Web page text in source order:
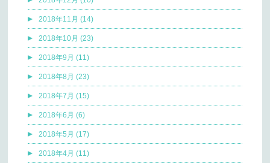
2018年11月 (14)
2018年10月 (23)
2018年9月 (11)
2018年8月 (23)
2018年7月 (15)
2018年6月 (6)
2018年5月 (17)
2018年4月 (11)